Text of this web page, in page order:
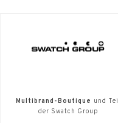
Multibrand-Boutique
und Teil
der Swatch Group